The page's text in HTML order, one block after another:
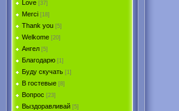
Love [37]
Merci [18]
Thank you [5]
Welkome [20]
Ангел [5]
Благодарю [1]
Буду скучать [1]
В гостевые [8]
Вопрос [23]
Выздоравливай [5]